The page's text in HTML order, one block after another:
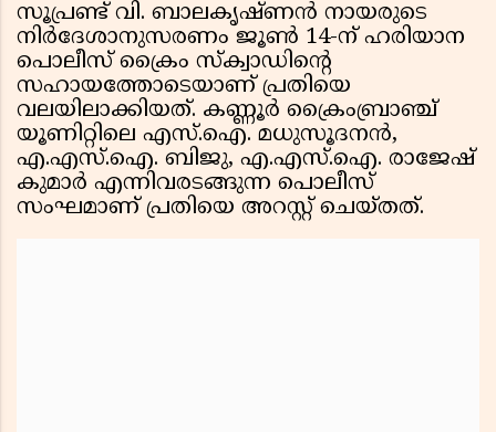
സൂപ്രണ്ട് വി. ബാലകൃഷ്ണൻ നായരുടെ
നിർദേശാനുസരണം ജൂൺ 14-ന് ഹരിയാന
പൊലീസ് ക്രൈം സ്ക്വാഡിൻ്റെ
സഹായത്തോടെയാണ് പ്രതിയെ
വലയിലാക്കിയത്. കണ്ണൂർ ക്രൈംബ്രാഞ്ച്
യൂണിറ്റിലെ എസ്.ഐ. മധുസൂദനൻ,
എ.എസ്.ഐ. ബിജു, എ.എസ്.ഐ. രാജേഷ്
കുമാർ എന്നിവരടങ്ങുന്ന പൊലീസ്
സംഘമാണ് പ്രതിയെ അറസ്റ്റ് ചെയ്തത്.